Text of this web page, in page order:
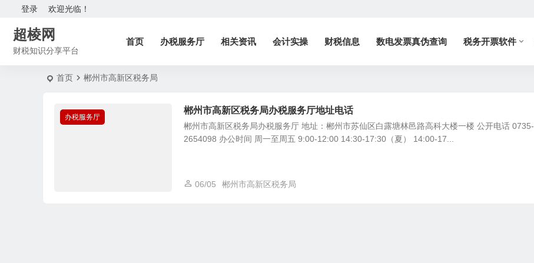
欢迎光临！
登录
超棱网
财税知识分享平台
首页 办税服务厅 相关资讯 会计实操 财税信息 数电发票真伪查询 税务开票软件
首页 郴州市高新区税务局
办税服务厅
郴州市高新区税务局办税服务厅地址电话
郴州市高新区税务局办税服务厅 地址：郴州市苏仙区白露塘林邑路高科大楼一楼 公开电话 0735-
2654098 办公时间 周一至周五 9:00-12:00 14:30-17:30（夏） 14:00-17...
06/05 郴州市高新区税务局